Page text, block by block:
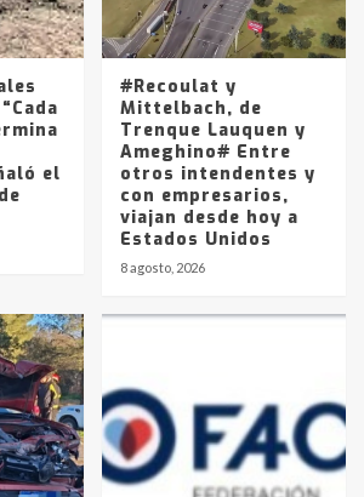
de los combustibles en
desde YPF hasta Axion
857 a 1338 pesos
el
#Recoulat y
Mittelbach, de
Trenque Lauquen y
Ameghino# Entre
otros intendentes y
con empresarios,
viajan desde hoy a
Estados Unidos
8 agosto, 2026